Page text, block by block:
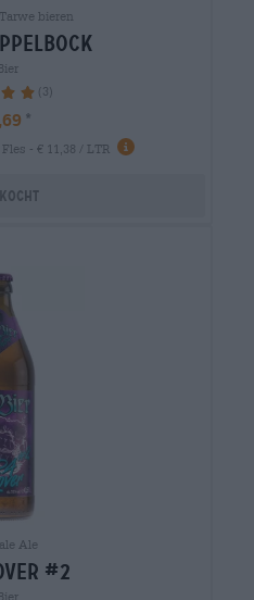
bieren
(3)
Fles - € 11,38 / LTR
Ale
#2